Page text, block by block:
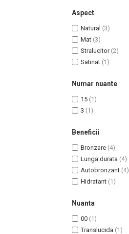
Aspect
Natural (3)
Mat (3)
Stralucitor (2)
Satinat (1)
Numar nuante
15 (1)
3 (1)
Beneficii
Bronzare (4)
Lunga durata (4)
Autobronzant (4)
Hidratant (1)
Nuanta
00 (1)
Translucida (1)